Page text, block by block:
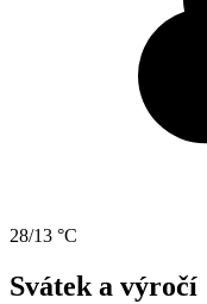
28/13 °C
Svátek a výročí